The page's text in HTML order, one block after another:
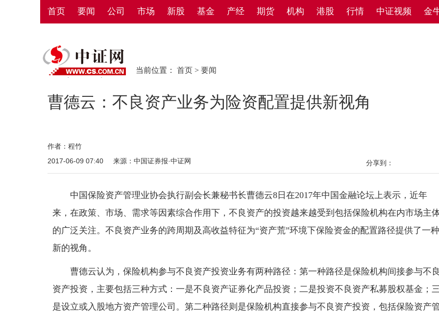
首页 要闻 公司 市场 新股 基金 产经 期货 机构 港股 行情 中证视频 金
当前位置： 首页 > 要闻
曹德云：不良资产业务为险资配置提供新视角
作者：程竹
2017-06-09 07:40
来源：中国证券报·中证网 分享到：
中国保险资产管理业协会执行副会长兼秘书长曹德云8日在2017年中国金融论坛上表示，近年
来，在政策、市场、需求等因素综合作用下，不良资产的投资越来越受到包括保险机构在内市场主
的广泛关注。不良资产业务的跨周期及高收益特征为“资产荒”环境下保险资金的配置路径提供了一种
新的视角。
曹德云认为，保险机构参与不良资产投资业务有两种路径：第一种路径是保险机构间接参与不良
资产投资，主要包括三种方式：一是不良资产证券化产品投资；二是投资不良资产私募股权基金；
是设立或入股地方资产管理公司。第二种路径则是保险机构直接参与不良资产投资，包括保险资产